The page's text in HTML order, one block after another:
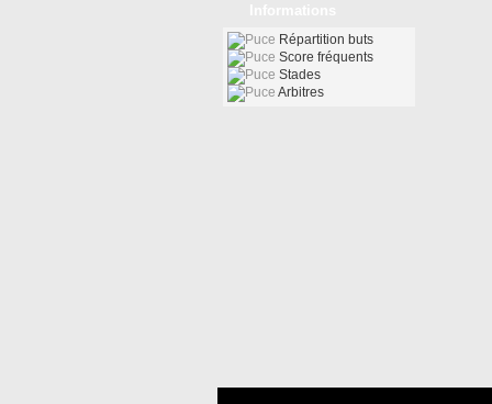
Répartition buts
Score fréquents
Stades
Arbitres